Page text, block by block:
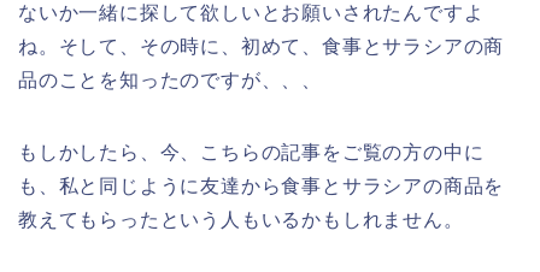
ないか一緒に探して欲しいとお願いされたんですよ
ね。そして、その時に、初めて、食事とサラシアの商
品のことを知ったのですが、、、
もしかしたら、今、こちらの記事をご覧の方の中に
も、私と同じように友達から食事とサラシアの商品を
教えてもらったという人もいるかもしれません。